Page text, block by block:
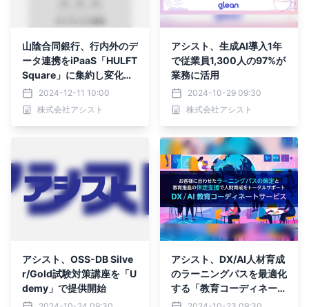
山陰合同銀行、行内外のデ
ータ連携をiPaaS「HULFT
Square」に集約し変化に
対応2024-12-11 10:00
株式会社アシスト
アシスト、生成AI導入1年
で従業員1,300人の97%が
業務に活用
2024-10-29 09:30
株式会社アシスト
アシスト、OSS-DB Silve
r/Gold試験対策講座を「U
demy」で提供開始
アシスト、DX/AI人材育成
のラーニングパスを最適化
する「教育コーディネート
サービス」提供開始